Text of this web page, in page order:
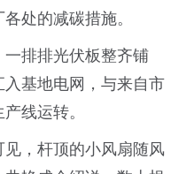
处的减碳措施。
排排光伏板整齐铺
基地电网，与来自市
线运转。
，杆顶的小风扇随风